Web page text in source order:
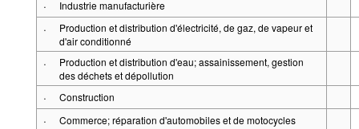
· Industrie manufacturière
·
Production et distribution d'électricité, de gaz, de vapeur et
d'air conditionné
·
Production et distribution d'eau; assainissement, gestion
des déchets et dépollution
· Construction
· Commerce; réparation d'automobiles et de motocycles